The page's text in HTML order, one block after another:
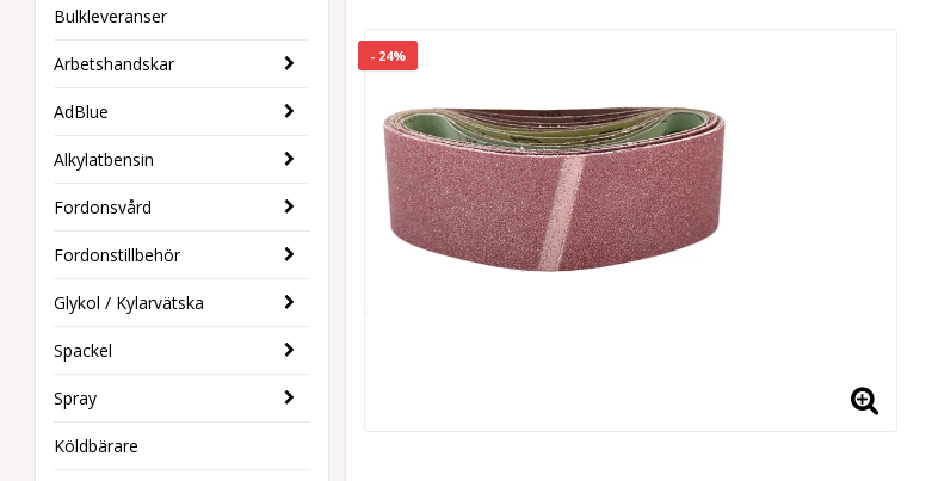
Bulkleveranser
Arbetshandskar
AdBlue
Alkylatbensin
Fordonsvård
Fordonstillbehör
Glykol / Kylarvätska
Spackel
Spray
Köldbärare
- 24%